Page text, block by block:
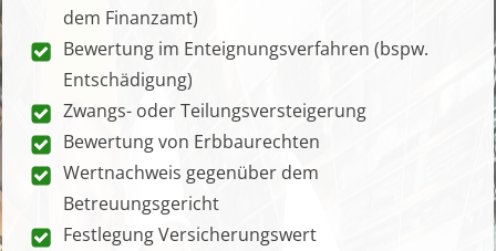
dem Finanzamt)
Bewertung im Enteignungsverfahren (bspw.
Entschädigung)
Zwangs- oder Teilungsversteigerung
Bewertung von Erbbaurechten
Wertnachweis gegenüber dem
Betreuungsgericht
Festlegung Versicherungswert